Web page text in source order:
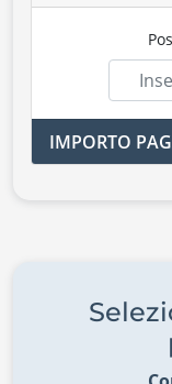
IMPORTO